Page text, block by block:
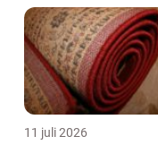
11 juli 2026